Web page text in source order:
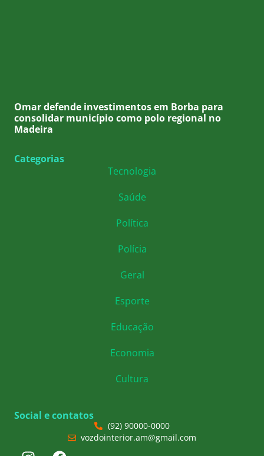
Omar defende investimentos em Borba para
consolidar município como polo regional no
Madeira
Categorias
Tecnologia
Saúde
Política
Polícia
Geral
Esporte
Educação
Economia
Cultura
Social e contatos
(92) 90000-0000
vozdointerior.am@gmail.com